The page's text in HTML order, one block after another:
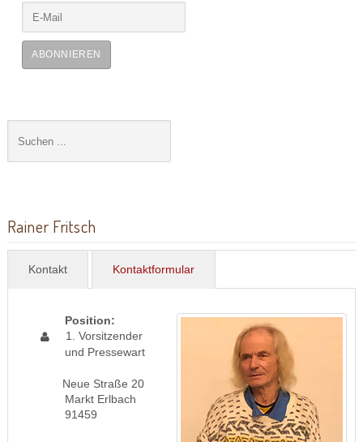
ABONNIEREN
Rainer Fritsch
Kontakt Kontaktformular
Position:
1. Vorsitzender
und Pressewart
Neue Straße 20
Markt Erlbach
91459